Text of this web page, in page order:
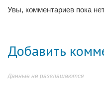
Увы, комментариев пока
Добавить
Данные не разглашаются